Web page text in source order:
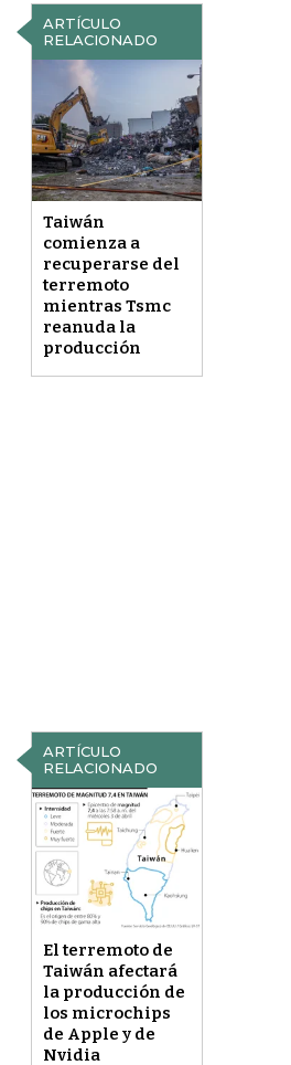
ARTÍCULO
RELACIONADO
Taiwán
comienza a
recuperarse del
terremoto
mientras Tsmc
reanuda la
producción
ARTÍCULO
RELACIONADO
El terremoto de
Taiwán afectará
la producción de
los microchips
de Apple y de
Nvidia